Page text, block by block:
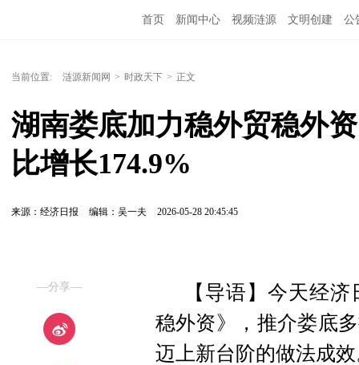
首页 新闻中心 视频涟源 文明创建 公
当前位置: 涟源新闻网 > 时政天下 > 正文
湖南娄底加力稳外贸稳外
比增长174.9%
来源：经济日报 编辑：吴一夫 2026-05-28 20:45:45
—分享— 【导语】 今天经济
稳外资》，推介娄底
迈上新台阶的做法成